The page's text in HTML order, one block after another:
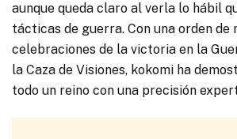
aunque queda claro al verla lo hábil
tácticas de guerra. Con una orden de
celebraciones de la victoria en la
la Caza de Visiones, kokomi ha
todo un reino con una precisión